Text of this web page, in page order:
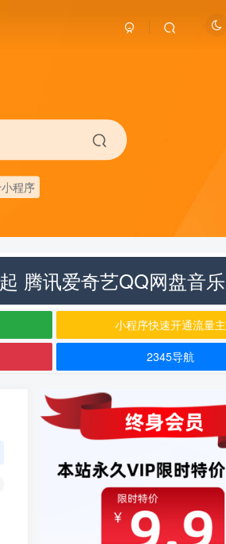
程序
腾讯爱奇艺QQ网盘音乐
小程序快速开通流量主
2345导航